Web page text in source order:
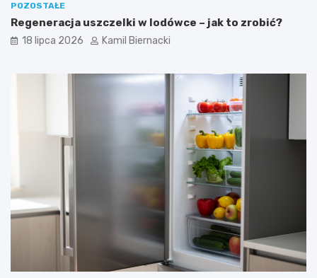
POZOSTAŁE
Regeneracja uszczelki w lodówce – jak to zrobić?
18 lipca 2026 Kamil Biernacki